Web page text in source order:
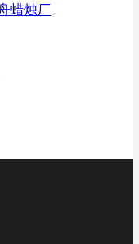
蜡烛厂